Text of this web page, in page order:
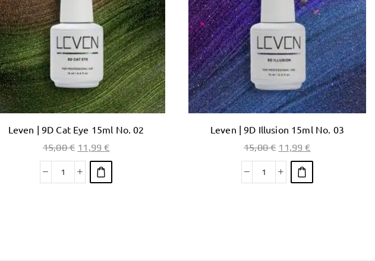
Leven | 9D Cat Eye 15ml No. 02
15,00€ 11,99€
Leven | 9D Illusion 15ml No. 03
15,00€ 11,99€